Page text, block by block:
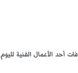
أحد الأعمال الفنية لليوم